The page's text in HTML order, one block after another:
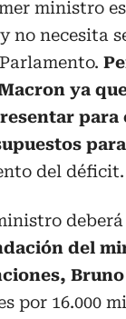
ministro
no necesita
ya
para
para
del déficit.
del
por 16.000